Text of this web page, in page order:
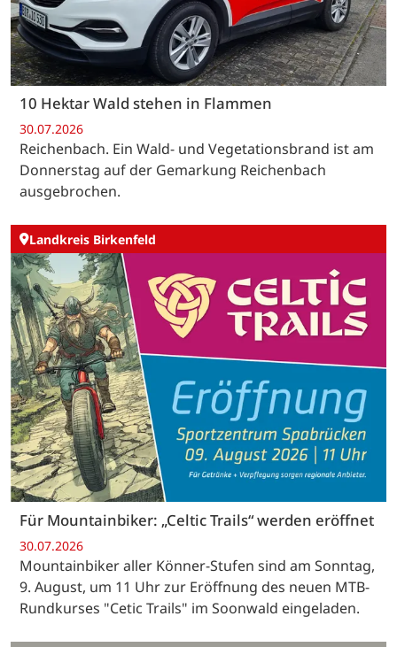
10 Hektar Wald stehen in Flammen
30.07.2026
Reichenbach. Ein Wald- und Vegetationsbrand ist am
Donnerstag auf der Gemarkung Reichenbach
ausgebrochen.
Landkreis Birkenfeld
Für Mountainbiker: „Celtic Trails“ werden eröffnet
30.07.2026
Mountainbiker aller Könner-Stufen sind am Sonntag,
9. August, um 11 Uhr zur Eröffnung des neuen MTB-
Rundkurses "Cetic Trails" im Soonwald eingeladen.